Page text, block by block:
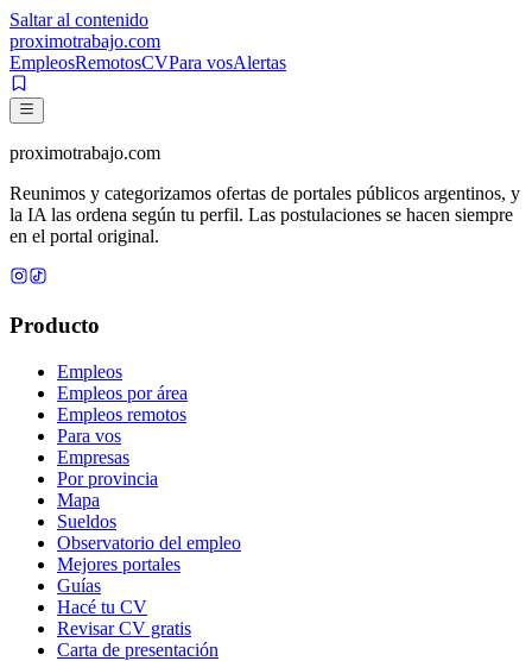
Saltar al contenido
proximotrabajo.com
EmpleosRemotosCVPara vosAlertas
proximotrabajo.com
Reunimos y categorizamos ofertas de portales públicos argentinos, y
la IA las ordena según tu perfil. Las postulaciones se hacen siempre
en el portal original.
Producto
Empleos
Empleos por área
Empleos remotos
Para vos
Empresas
Por provincia
Mapa
Sueldos
Observatorio del empleo
Mejores portales
Guías
Hacé tu CV
Revisar CV gratis
Carta de presentación